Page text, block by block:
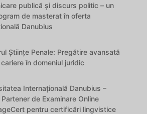
publică și discurs politic – un
de masterat în oferta
Danubius
Științe Penale: Pregătire avansată
în domeniul juridic
Internațională Danubius –
de Examinare Online
pentru certificări lingvistice